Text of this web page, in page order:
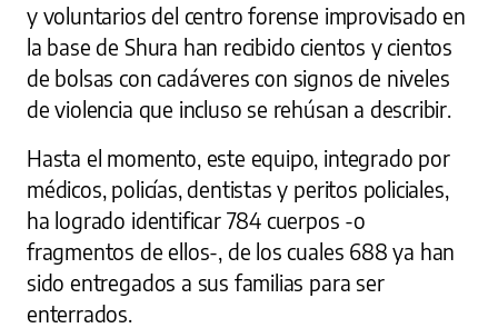
y voluntarios del centro forense improvisado en
la base de Shura han recibido cientos y cientos
de bolsas con cadáveres con signos de niveles
de violencia que incluso se rehúsan a describir.
Hasta el momento, este equipo, integrado por
médicos, policías, dentistas y peritos policiales,
ha logrado identificar 784 cuerpos -o
fragmentos de ellos-, de los cuales 688 ya han
sido entregados a sus familias para ser
enterrados.